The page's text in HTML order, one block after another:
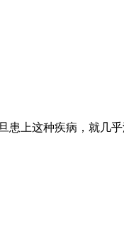
上这种疾病，就几